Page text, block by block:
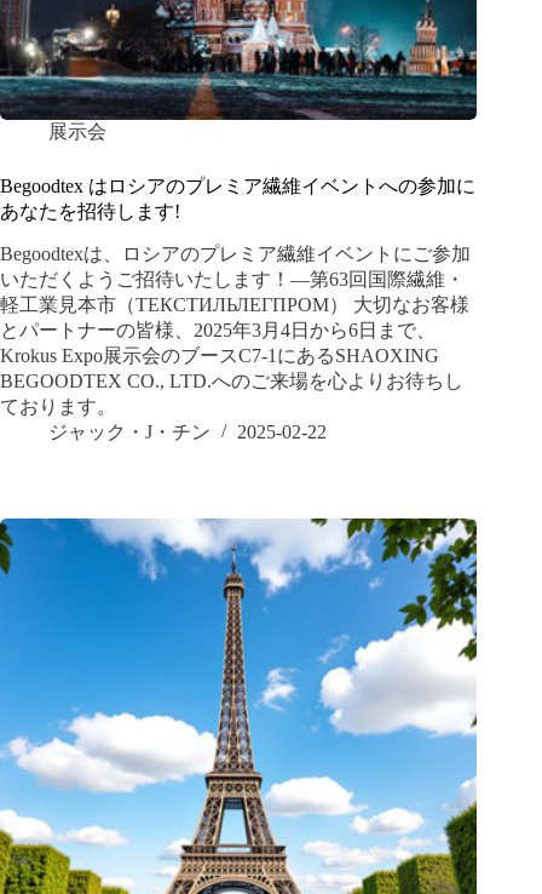
展示会
Begoodtex はロシアのプレミア繊維イベントへの参加に
あなたを招待します!
Begoodtexは、ロシアのプレミア繊維イベントにご参加
いただくようご招待いたします！—第63回国際繊維・
軽工業見本市（ТЕКСТИЛЬЛЕГПРОМ） 大切なお客様
とパートナーの皆様、2025年3月4日から6日まで、
Krokus Expo展示会のブースC7-1にあるSHAOXING
BEGOODTEX CO., LTD.へのご来場を心よりお待ちし
ております。
ジャック・J・チン
2025-02-22